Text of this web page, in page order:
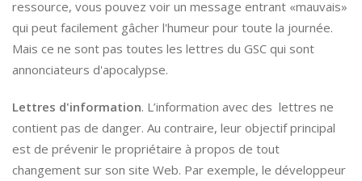
ressource, vous pouvez voir un message entrant «mauvais»
qui peut facilement gâcher l'humeur pour toute la journée.
Mais ce ne sont pas toutes les lettres du GSC qui sont
annonciateurs d'apocalypse.
Lettres d'information. L’information avec des lettres ne
contient pas de danger. Au contraire, leur objectif principal
est de prévenir le propriétaire à propos de tout
changement sur son site Web. Par exemple, le développeur